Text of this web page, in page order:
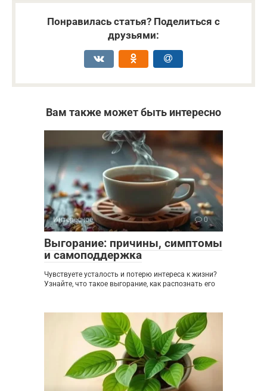
Понравилась статья? Поделиться с
друзьями:
Вам также может быть интересно
Интересное 0
Выгорание: причины, симптомы
и самоподдержка
Чувствуете усталость и потерю интереса к жизни?
Узнайте, что такое выгорание, как распознать его